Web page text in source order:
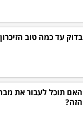
בדוק עד כמה טוב
האם תוכל לעבור את
הזה?